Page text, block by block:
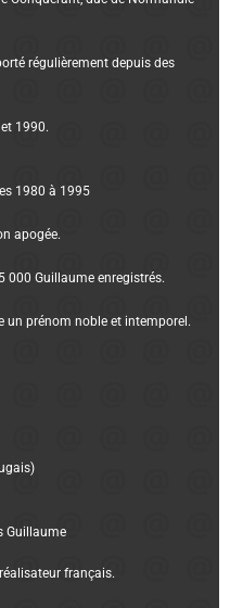
régulièrement depuis des
1990.
1980 à 1995
apogée.
000 Guillaume enregistrés.
un prénom noble et intemporel.
Guillaume
français.